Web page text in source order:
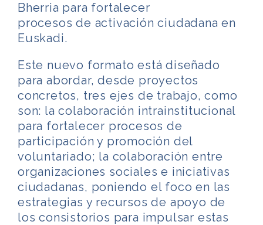
Bherria para fortalecer
procesos de activación ciudadana en
Euskadi.
Este nuevo formato está diseñado
para abordar, desde proyectos
concretos, tres ejes de trabajo, como
son: la colaboración intrainstitucional
para fortalecer procesos de
participación y promoción del
voluntariado; la colaboración entre
organizaciones sociales e iniciativas
ciudadanas, poniendo el foco en las
estrategias y recursos de apoyo de
los consistorios para impulsar estas